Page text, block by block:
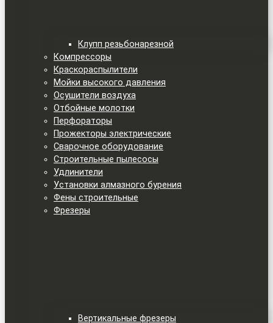
Клупп резьбонарезной
Компрессоры
Краскораспылители
Мойки высокого давления
Осушители воздуха
Отбойные молотки
Перфораторы
Прожекторы электрические
Сварочное оборудование
Строительные пылесосы
Удлинители
Установки алмазного бурения
Фены строительные
Фрезеры
Вертикальные фрезеры